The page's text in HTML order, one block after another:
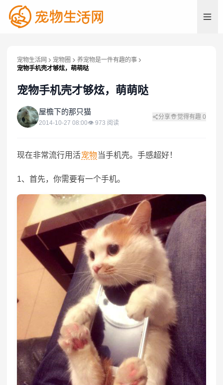
宠物生活网 宠物圈
养宠物是一件有趣的事
宠物手机壳才够炫，萌萌哒
宠物手机壳才够炫，萌萌哒
屋 屋檐下的那只猫
2014-10-27 08:00👁 973 阅读
分享 觉得有趣 0
现在非常流行用活宠物当手机壳。手感超好！
1、首先，你需要有一个手机。